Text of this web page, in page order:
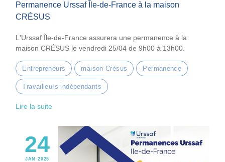
Permanence Urssaf Île-de-France à la maison
CRÉSUS
L'Urssaf Île-de-France assurera une permanence à la
maison CRÉSUS le vendredi 25/04 de 9h00 à 13h00.
Entrepreneurs maison Crésus Permanence
Travailleurs indépendants
Lire la suite
24
JAN 2025